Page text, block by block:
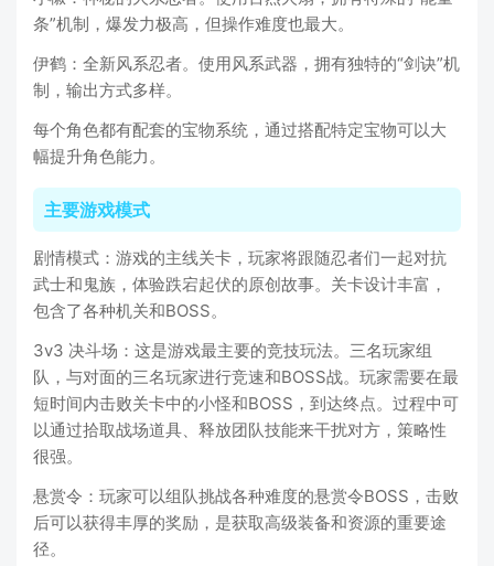
条”机制，爆发力极高，但操作难度也最大。
伊鹤：全新风系忍者。使用风系武器，拥有独特的“剑诀”机
制，输出方式多样。
每个角色都有配套的宝物系统，通过搭配特定宝物可以大
幅提升角色能力。
主要游戏模式
剧情模式：游戏的主线关卡，玩家将跟随忍者们一起对抗
武士和鬼族，体验跌宕起伏的原创故事。关卡设计丰富，
包含了各种机关和BOSS。
3v3 决斗场：这是游戏最主要的竞技玩法。三名玩家组
队，与对面的三名玩家进行竞速和BOSS战。玩家需要在最
短时间内击败关卡中的小怪和BOSS，到达终点。过程中可
以通过拾取战场道具、释放团队技能来干扰对方，策略性
很强。
悬赏令：玩家可以组队挑战各种难度的悬赏令BOSS，击败
后可以获得丰厚的奖励，是获取高级装备和资源的重要途
径。